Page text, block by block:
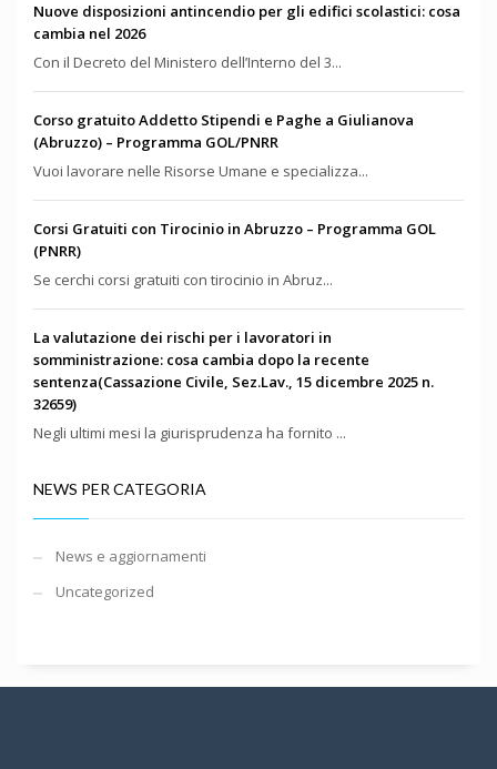
Nuove disposizioni antincendio per gli edifici scolastici: cosa
cambia nel 2026
Con il Decreto del Ministero dell’Interno del 3...
Corso gratuito Addetto Stipendi e Paghe a Giulianova
(Abruzzo) – Programma GOL/PNRR
Vuoi lavorare nelle Risorse Umane e specializza...
Corsi Gratuiti con Tirocinio in Abruzzo – Programma GOL
(PNRR)
Se cerchi corsi gratuiti con tirocinio in Abruz...
La valutazione dei rischi per i lavoratori in
somministrazione: cosa cambia dopo la recente
sentenza(Cassazione Civile, Sez.Lav., 15 dicembre 2025 n.
32659)
Negli ultimi mesi la giurisprudenza ha fornito ...
NEWS PER CATEGORIA
News e aggiornamenti
Uncategorized